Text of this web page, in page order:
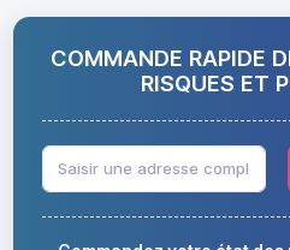
COMMANDE RAPIDE
RISQUES ET